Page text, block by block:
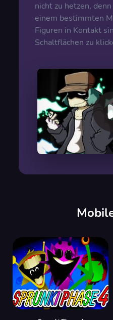
nicht zu hetzen,
einem bestimmten
Figuren in Kontakt
Schaltflächen zu